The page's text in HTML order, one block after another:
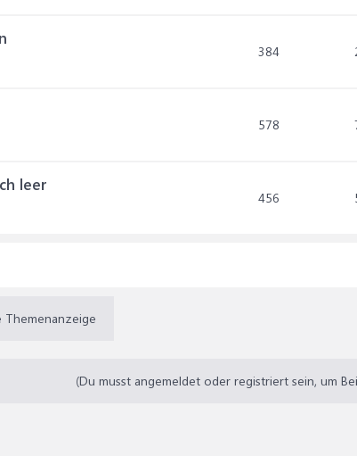
384
578
leer
456
(Du musst angemeldet oder registriert sein, um